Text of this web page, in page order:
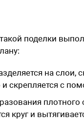
поделки
на слои,
и скрепляется с
плотного
круг и